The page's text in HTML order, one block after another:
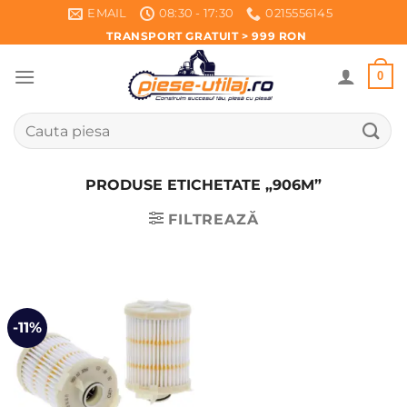
EMAIL 08:30 - 17:30
0215556145
TRANSPORT GRATUIT > 999 RON
0
Caută
după:
PRODUSE ETICHETATE „906M”
FILTREAZĂ
-11%